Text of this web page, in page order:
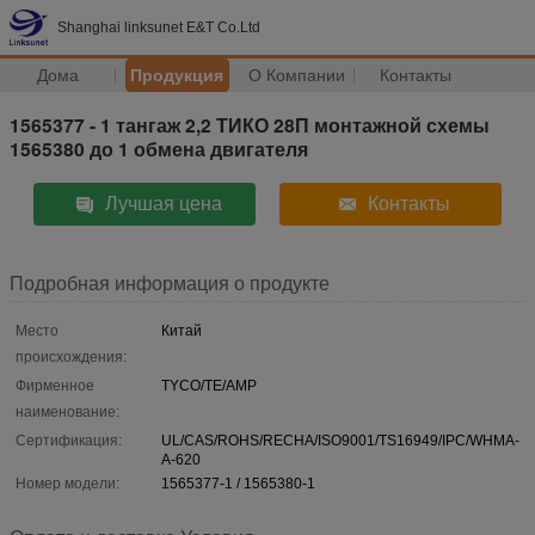
Shanghai linksunet E&T Co.Ltd
Дома Продукция О Компании Контакты
1565377 - 1 тангаж 2,2 ТИКО 28П монтажной схемы
1565380 до 1 обмена двигателя
Лучшая цена Контакты
Подробная информация о продукте
Место
происхождения:
Китай
Фирменное
наименование:
TYCO/TE/AMP
Сертификация:
UL/CAS/ROHS/RECHA/ISO9001/TS16949/IPC/WHMA-
A-620
Номер модели:
1565377-1 / 1565380-1